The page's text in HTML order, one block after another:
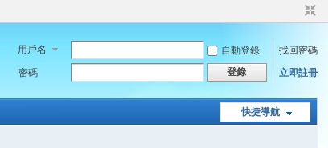
用戶名 自動登錄
找回密碼
密碼
登錄 立即註冊
快捷導航